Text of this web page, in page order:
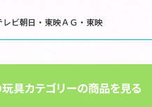
ビ朝日・東映ＡＧ・東映